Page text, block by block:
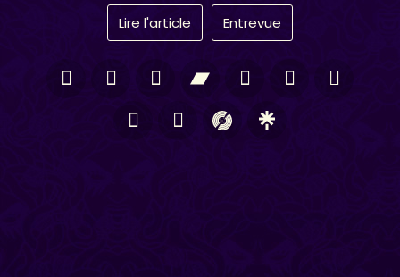
Lire l'article Entrevue